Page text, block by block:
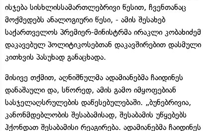
ისჯება სისხლისსამართლებრივი წესით, ჩვენთანაც
მოქმედებს ანალოგიური წესი, - ამის შესახებ
საქართველოს პრემიერ-მინისტრმა ირაკლი კობახიძემ
დაკავებულ პოლიტიკოსებთან დაკავშირებით დასმული
კითხვის პასუხად განაცხადა.
მისივე თქმით, აღნიშნულმა ადამიანებმა ჩაიდინეს
დანაშაული და, სწორედ, ამის გამო იმყოფებიან
სასჯელაღსრულების დაწესებულებაში. „ბუნებრივია,
კანონმდებლობის შესაბამისად, შესაბამის უწყებებს
ჰქონდათ შესაბამისი რეაგირება. ადამიანებმა ჩაიდინეს